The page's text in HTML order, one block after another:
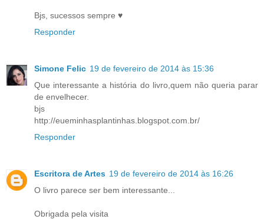
Bjs, sucessos sempre ♥
Responder
Simone Felic 19 de fevereiro de 2014 às 15:36
Que interessante a história do livro,quem não queria parar
de envelhecer.
bjs
http://eueminhasplantinhas.blogspot.com.br/
Responder
Escritora de Artes 19 de fevereiro de 2014 às 16:26
O livro parece ser bem interessante...
Obrigada pela visita